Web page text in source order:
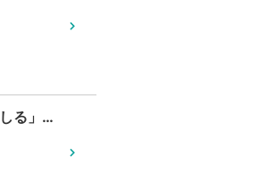
伊豆の国歴史館「いずしる」オープン